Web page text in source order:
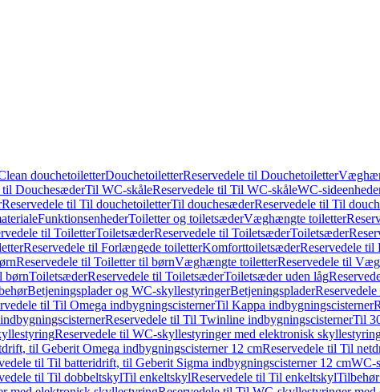
douchetoiletterDouchetoiletterReservedele til Douchetoiletter
til DouchesæderTil WC-skåleReservedele til Til WC-skåleWC-
Reservedele til Til douchetoiletterTil douchesæderReservedele til Til
FunktionsenhederToiletter og toiletsæderVæghængte toiletter
til ToiletterToiletsæderReservedele til ToiletsæderToiletsæder
Reservedele til Forlængede toiletterKomforttoiletsæderReservedele
Reservedele til Toiletter til børnVæghængte toiletterReservedele til
børnToiletsæderReservedele til ToiletsæderToiletsæder uden låg
Betjeningsplader og WC-skyllestyringerBetjeningsplader
til Til Omega indbygningscisternerTil Kappa indbygningscisterner
Reservedele til Til Twinline indbygningscisternerTil
Reservedele til WC-skyllestyringer med elektronisk
til Geberit Omega indbygningscisterner 12 cmReservedele til Til
til Til batteridrift, til Geberit Sigma indbygningscisterner 12 cmWC-
til Til dobbeltskylTil enkeltskylReservedele til Til enkeltskyl